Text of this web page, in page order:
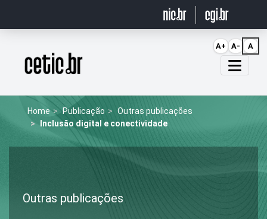
Página inicial
Home Publicação
Outras publicações
Inclusão digital e conectividade
Outras publicações
A+ A- A